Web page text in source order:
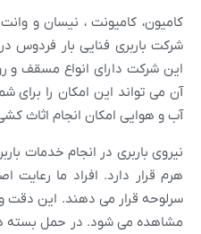
کامیون، کامیونت ، نیسان و
شرکت باربری فنایی بار فردوس
این شرکت دارای انواع مسقف و
آن می تواند این امکان را برای
آب و هوایی امکان انجام اثاث
نیروی باربری در انجام خدمات
هرم قرار دارد. افراد ما
سرلوحه قرار می دهند. این دقت و
مشاهده می شود. در حمل بسته